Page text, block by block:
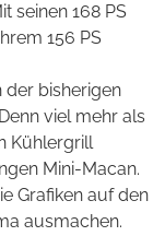
seinen 168 PS
156 PS
der bisherigen
viel mehr als
Kühlergrill
Mini-Macan.
Grafiken auf den
ausmachen.